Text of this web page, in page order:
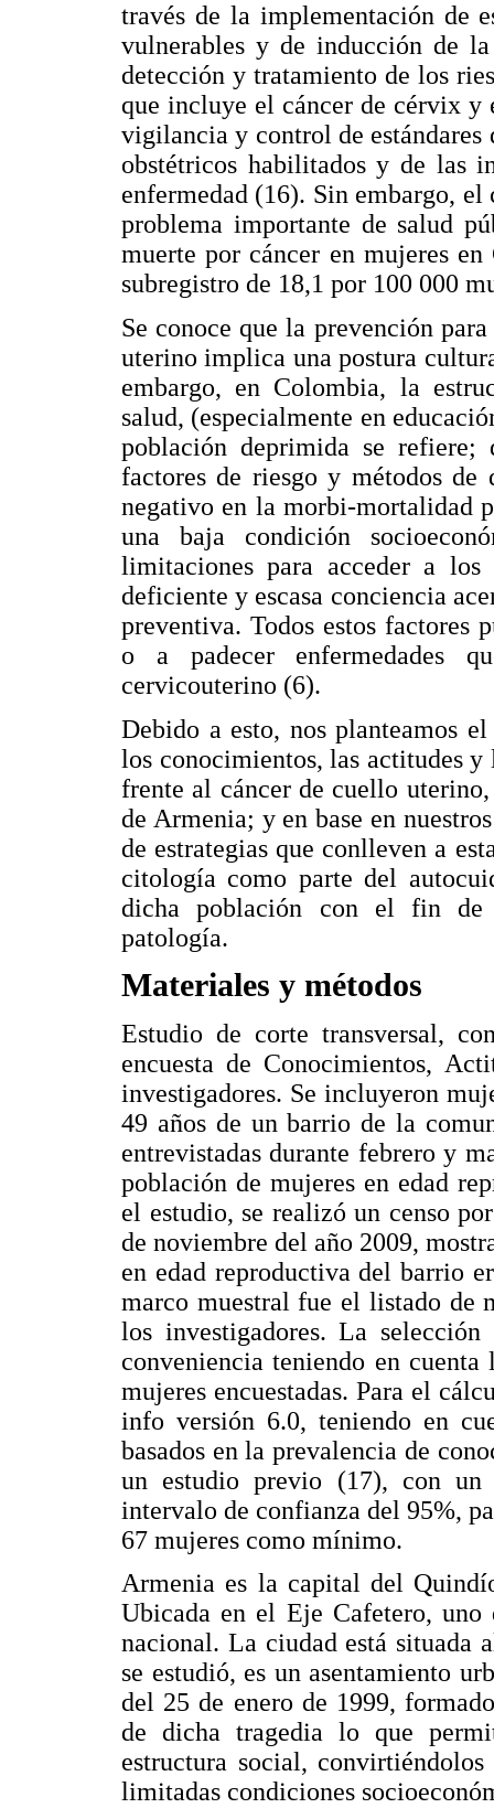
través de la implementación de
vulnerables y de inducción de
detección y tratamiento de los
que incluye el cáncer de cérvix y
vigilancia y control de
obstétricos habilitados y de las
enfermedad (16). Sin embargo,
problema importante de salud
muerte por cáncer en mujeres
subregistro de 18,1 por 100 000
Se conoce que la prevención
uterino implica una postura
embargo, en Colombia, la
salud, (especialmente en
población deprimida se
factores de riesgo y métodos
negativo en la morbi-mortalidad
una baja condición
limitaciones para acceder a
deficiente y escasa conciencia
preventiva. Todos estos factores
o a padecer enfermedades
cervicouterino (6).
Debido a esto, nos planteamos
los conocimientos, las actitudes y
frente al cáncer de cuello
de Armenia; y en base en
de estrategias que conlleven a
citología como parte del
dicha población con el fin de
patología.
Materiales y métodos
Estudio de corte transversal,
encuesta de Conocimientos,
investigadores. Se incluyeron
49 años de un barrio de la
entrevistadas durante febrero y
población de mujeres en edad
el estudio, se realizó un censo
de noviembre del año 2009,
en edad reproductiva del barrio
marco muestral fue el listado de
los investigadores. La
conveniencia teniendo en cuenta
mujeres encuestadas. Para el
info versión 6.0, teniendo en
basados en la prevalencia de
un estudio previo (17), con
intervalo de confianza del 95%,
67 mujeres como mínimo.
Armenia es la capital del
Ubicada en el Eje Cafetero,
nacional. La ciudad está situada
se estudió, es un asentamiento
del 25 de enero de 1999,
de dicha tragedia lo que
estructura social,
limitadas condiciones